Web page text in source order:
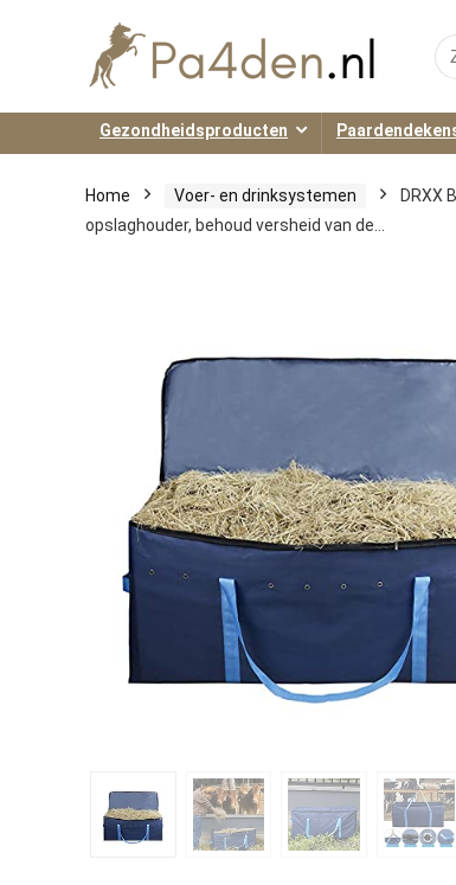
Gezondheidsproducten
Home Voer- en drinksystemen
DRXX
opslaghouder, behoud versheid van de…